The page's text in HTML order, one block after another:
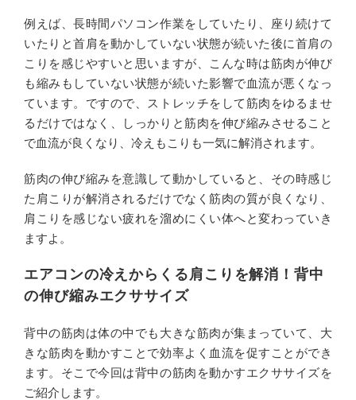
例えば、長時間パソコン作業をしていたり、座り続けて
いたりと首肩を動かしていない状態が続いた後に首肩の
こりを感じやすいと思いますが、こんな時は筋肉が伸び
も縮みもしていない状態が続いた影響で血流が悪くなっ
ています。ですので、ストレッチをして筋肉をゆるませ
るだけではなく、しっかりと筋肉を伸び縮みさせること
で血流が良くなり、冷えもこりも一気に解消されます。
筋肉の伸び縮みを意識して動かしていると、その時感じ
た肩こりが解消されるだけでなく筋肉の質が良くなり、
肩こりを感じない疲れを溜めにくい体へと変わっていき
ますよ。
エアコンの冷えからくる肩こりを解消！背中
の伸び縮みエクササイズ
背中の筋肉は体の中でも大きな筋肉が集まっていて、大
きな筋肉を動かすことで効率よく血流を促すことができ
ます。そこで今回は背中の筋肉を動かすエクササイズを
ご紹介します。